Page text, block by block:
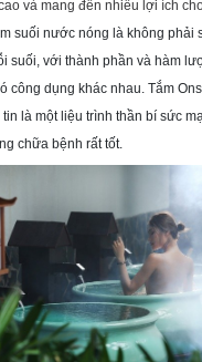
và mang đến nhiều lợi ích
suối nước nóng là không phải
suối, với thành phần và hàm
công dụng khác nhau. Tắm
là một liệu trình thần bí sức
chữa bệnh rất tốt.